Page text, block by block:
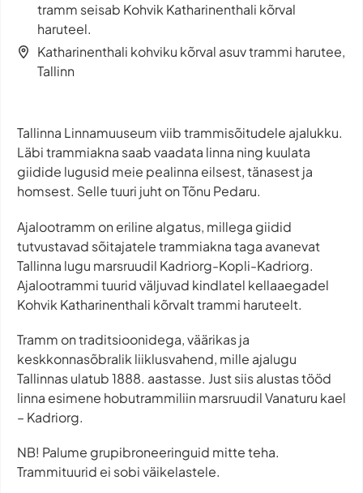
tramm seisab Kohvik Katharinenthali kõrval
haruteel.
Katharinenthali kohviku kõrval asuv trammi harutee,
Tallinn
Tallinna Linnamuuseum viib trammisõitudele ajalukku.
Läbi trammiakna saab vaadata linna ning kuulata
giidide lugusid meie pealinna eilsest, tänasest ja
homsest. Selle tuuri juht on Tõnu Pedaru.
Ajalootramm on eriline algatus, millega giidid
tutvustavad sõitajatele trammiakna taga avanevat
Tallinna lugu marsruudil Kadriorg-Kopli-Kadriorg.
Ajalootrammi tuurid väljuvad kindlatel kellaaegadel
Kohvik Katharinenthali kõrvalt trammi haruteelt.
Tramm on traditsioonidega, väärikas ja
keskkonnasõbralik liiklusvahend, mille ajalugu
Tallinnas ulatub 1888. aastasse. Just siis alustas tööd
linna esimene hobutrammiliin marsruudil Vanaturu kael
– Kadriorg.
NB! Palume grupibroneeringuid mitte teha.
Trammituurid ei sobi väikelastele.